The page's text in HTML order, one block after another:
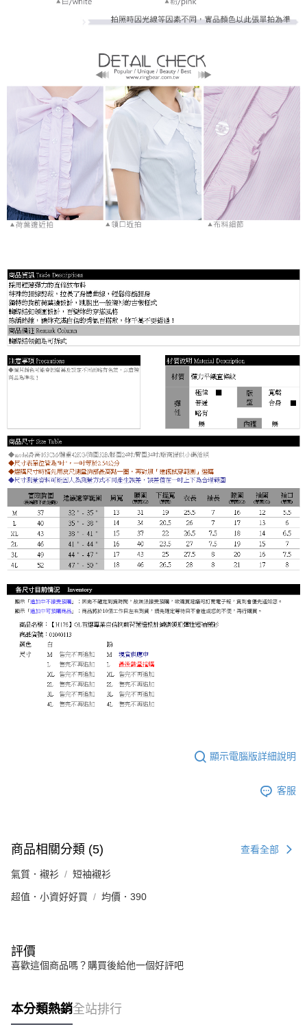
顯示電腦版詳細說明
客服
商品相關分類 (5) 查看全部
氣質．襯衫 短袖襯衫
超值．小資好好買 均價．390
評價
喜歡這個商品嗎？購買後給他一個好評吧
本分類熱銷全站排行